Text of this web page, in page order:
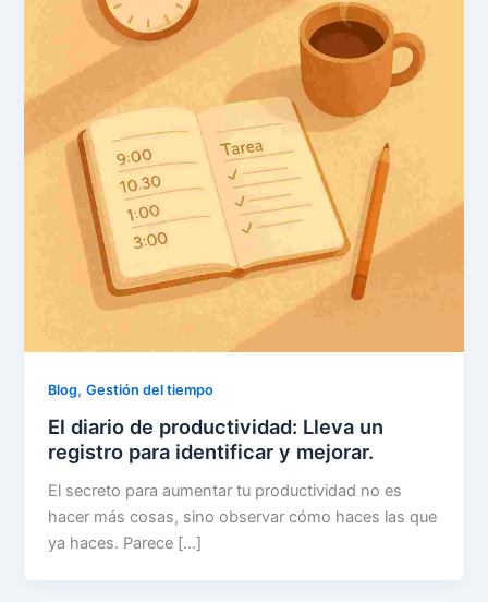
Blog,Gestión del tiempo
El diario de productividad: Lleva un
registro para identificar y mejorar.
El secreto para aumentar tu productividad no es
hacer más cosas, sino observar cómo haces las que
ya haces. Parece […]